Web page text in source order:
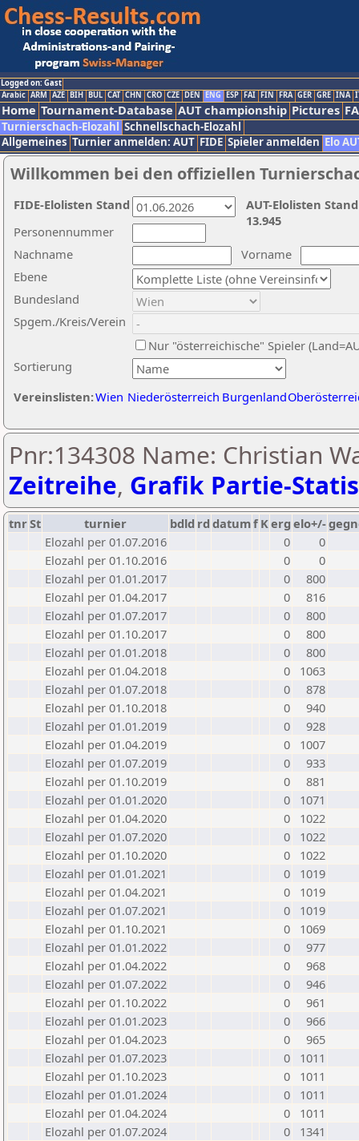
Logged on: Gast
Arabic ARM AZE BIH BUL CAT CHN CRO CZE DEN ENG ESP FAI FIN FRA GER GRE INA
Home Tournament-Database AUT championship Pictures
Turnierschach-Elozahl Schnellschach-Elozahl
Allgemeines Turnier anmelden: AUT FIDE Spieler anmelden Elo
Willkommen bei den offiziellen
Nachname
Vorname
Ebene
Sortierung
Personennummer
Bundesland
Spgem./Kreis/Verein
Nur "österreichische" Spieler
Vereinslisten:Wien Niederösterreich Burgenland
AUT-Elolisten
13.945
FIDE-Elolisten Stand
Pnr:134308 Name: Christian
Zeitreihe, Grafik Partie-
tnrSt turnier bdld rd datumf Kerg elo+/-
Elozahl per 01.07.2016
0
0
Elozahl per 01.10.2016
0
0
Elozahl per 01.01.2017
0
800
Elozahl per 01.04.2017
0
816
Elozahl per 01.07.2017
0
800
Elozahl per 01.10.2017
0
800
Elozahl per 01.01.2018
0
800
Elozahl per 01.04.2018
0
1063
Elozahl per 01.07.2018
0
878
Elozahl per 01.10.2018
0
940
Elozahl per 01.01.2019
0
928
Elozahl per 01.04.2019
0
1007
Elozahl per 01.07.2019
0
933
Elozahl per 01.10.2019
0
881
Elozahl per 01.01.2020
0
1071
Elozahl per 01.04.2020
0
1022
Elozahl per 01.07.2020
0
1022
Elozahl per 01.10.2020
0
1022
Elozahl per 01.01.2021
0
1019
Elozahl per 01.04.2021
0
1019
Elozahl per 01.07.2021
0
1019
Elozahl per 01.10.2021
0
1069
Elozahl per 01.01.2022
0
977
Elozahl per 01.04.2022
0
968
Elozahl per 01.07.2022
0
946
Elozahl per 01.10.2022
0
961
Elozahl per 01.01.2023
0
966
Elozahl per 01.04.2023
0
965
Elozahl per 01.07.2023
0
1011
Elozahl per 01.10.2023
0
1011
Elozahl per 01.01.2024
0
1011
Elozahl per 01.04.2024
0
1011
Elozahl per 01.07.2024
0
1341